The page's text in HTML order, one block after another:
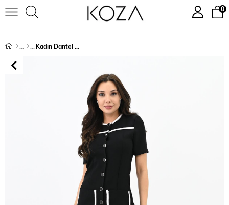
0
Kadın Dantel Detaylı Düğmeli Elbise 5208-24